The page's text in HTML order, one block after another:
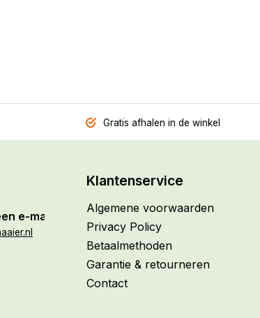
Gratis afhalen in de winkel
e-mail
Klantenservice
Algemene voorwaarden
Privacy Policy
Betaalmethoden
Garantie & retourneren
Contact